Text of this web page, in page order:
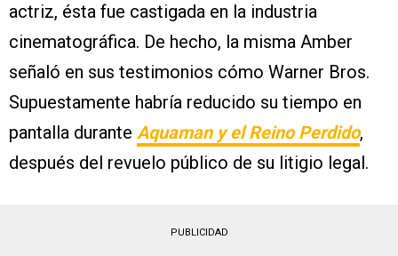
actriz, ésta fue castigada en la industria
cinematográfica. De hecho, la misma Amber
señaló en sus testimonios cómo Warner Bros.
Supuestamente habría reducido su tiempo en
pantalla durante Aquaman y el Reino Perdido,
después del revuelo público de su litigio legal.
PUBLICIDAD